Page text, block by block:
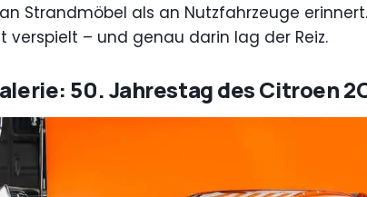
Strandmöbel als an Nutzfahrzeuge
verspielt – und genau darin lag der Reiz.
50. Jahrestag des Citroen